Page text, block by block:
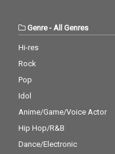
Genre-All Genres
Hi-res
Rock
Pop
Idol
Anime/Game/Voice Actor
Hip Hop/R&B
Dance/Electronic